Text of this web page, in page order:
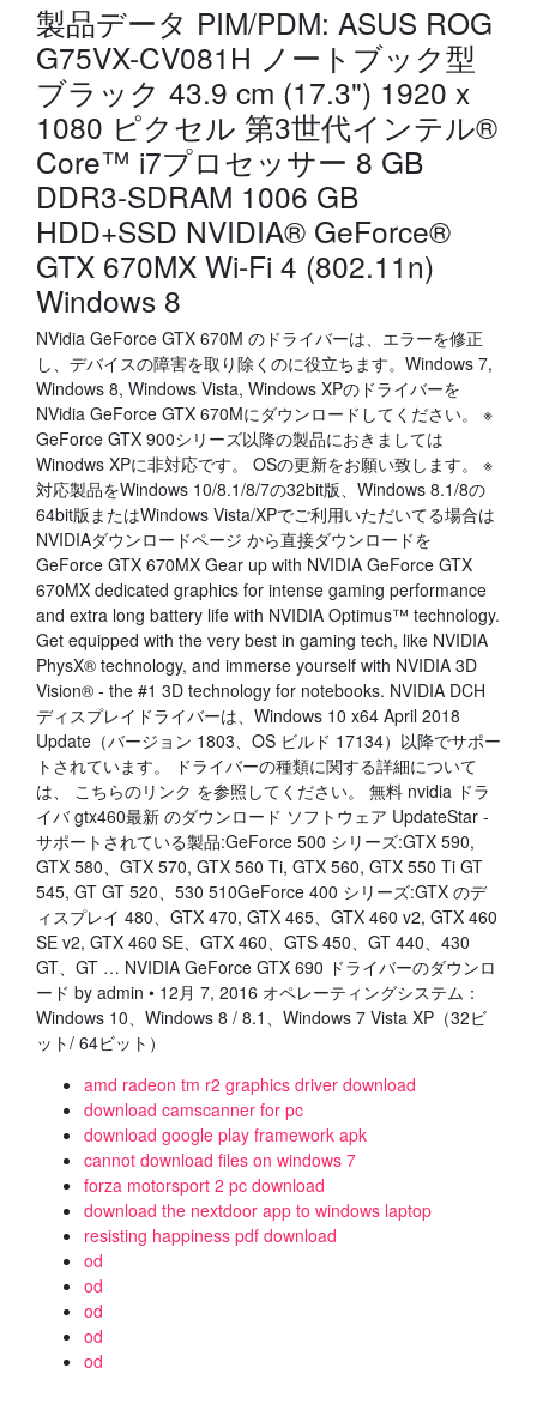
製品データ PIM/PDM: ASUS ROG
G75VX-CV081H ノートブック型
ブラック 43.9 cm (17.3") 1920 x
1080 ピクセル 第3世代インテル®
Core™ i7プロセッサー 8 GB
DDR3-SDRAM 1006 GB
HDD+SSD NVIDIA® GeForce®
GTX 670MX Wi-Fi 4 (802.11n)
Windows 8
NVidia GeForce GTX 670M のドライバーは、エラーを修正
し、デバイスの障害を取り除くのに役立ちます。Windows 7,
Windows 8, Windows Vista, Windows XPのドライバーを
NVidia GeForce GTX 670Mにダウンロードしてください。 ※
GeForce GTX 900シリーズ以降の製品におきましては
Winodws XPに非対応です。 OSの更新をお願い致します。 ※
対応製品をWindows 10/8.1/8/7の32bit版、Windows 8.1/8の
64bit版またはWindows Vista/XPでご利用いただいてる場合は
NVIDIAダウンロードページ から直接ダウンロードを
GeForce GTX 670MX Gear up with NVIDIA GeForce GTX
670MX dedicated graphics for intense gaming performance
and extra long battery life with NVIDIA Optimus™ technology.
Get equipped with the very best in gaming tech, like NVIDIA
PhysX® technology, and immerse yourself with NVIDIA 3D
Vision® - the #1 3D technology for notebooks. NVIDIA DCH
ディスプレイドライバーは、Windows 10 x64 April 2018
Update（バージョン 1803、OS ビルド 17134）以降でサポー
トされています。 ドライバーの種類に関する詳細について
は、 こちらのリンク を参照してください。 無料 nvidia ドラ
イバ gtx460最新 のダウンロード ソフトウェア UpdateStar -
サポートされている製品:GeForce 500 シリーズ:GTX 590,
GTX 580、GTX 570, GTX 560 Ti, GTX 560, GTX 550 Ti GT
545, GT GT 520、530 510GeForce 400 シリーズ:GTX のデ
ィスプレイ 480、GTX 470, GTX 465、GTX 460 v2, GTX 460
SE v2, GTX 460 SE、GTX 460、GTS 450、GT 440、430
GT、GT … NVIDIA GeForce GTX 690 ドライバーのダウンロ
ード by admin • 12月 7, 2016 オペレーティングシステム：
Windows 10、Windows 8 / 8.1、Windows 7 Vista XP（32ビ
ット/ 64ビット）
amd radeon tm r2 graphics driver download
download camscanner for pc
download google play framework apk
cannot download files on windows 7
forza motorsport 2 pc download
download the nextdoor app to windows laptop
resisting happiness pdf download
od
od
od
od
od